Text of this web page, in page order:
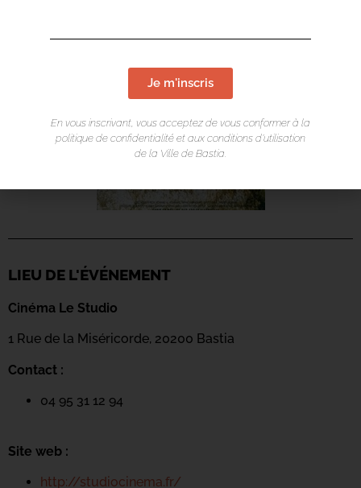
LIEU DE L'ÉVÉNEMENT
Cinéma Le Studio
1 Rue de la Miséricorde, 20200 Bastia
Contact :
04 95 31 12 94
Site web :
http://studiocinema.fr/
Je m'inscris
En vous inscrivant, vous acceptez de vous conformer à la
politique de confidentialité et aux conditions d’utilisation
de la Ville de Bastia.